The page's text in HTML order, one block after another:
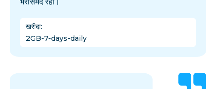
भरोसेमंद रही।
खरीदा:
2GB-7-days-daily